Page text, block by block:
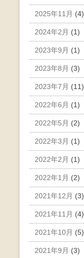
2025年11月 (4)
2024年2月 (1)
2023年9月 (1)
2023年8月 (3)
2023年7月 (11)
2022年6月 (1)
2022年5月 (2)
2022年3月 (1)
2022年2月 (1)
2022年1月 (2)
2021年12月 (3)
2021年11月 (4)
2021年10月 (5)
2021年9月 (3)